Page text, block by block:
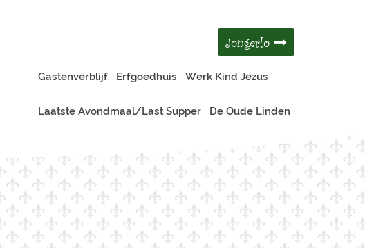
Jongerlo
Gastenverblijf Erfgoedhuis Werk Kind Jezus
Laatste Avondmaal/Last Supper De Oude Linden